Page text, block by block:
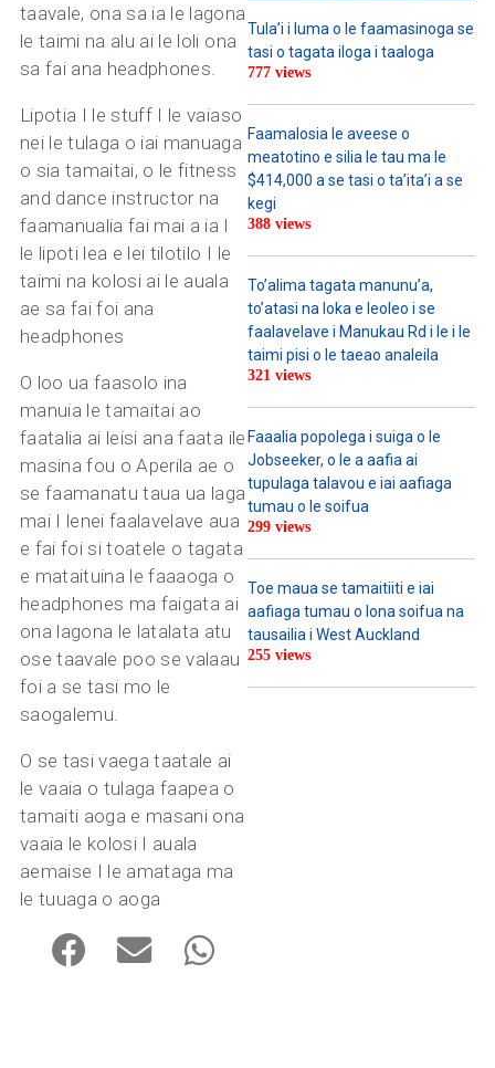
taavale, ona sa ia le lagona
le taimi na alu ai le loli ona
sa fai ana headphones.
Lipotia I le stuff I le vaiaso
nei le tulaga o iai manuaga
o sia tamaitai, o le fitness
and dance instructor na
faamanualia fai mai a ia I
le lipoti lea e lei tilotilo I le
taimi na kolosi ai le auala
ae sa fai foi ana
headphones
O loo ua faasolo ina
manuia le tamaitai ao
faatalia ai leisi ana faata ile
masina fou o Aperila ae o
se faamanatu taua ua laga
mai I lenei faalavelave aua
e fai foi si toatele o tagata
e mataituina le faaaoga o
headphones ma faigata ai
ona lagona le latalata atu
ose taavale poo se valaau
foi a se tasi mo le
saogalemu.
O se tasi vaega taatale ai
le vaaia o tulaga faapea o
tamaiti aoga e masani ona
vaaia le kolosi I auala
aemaise I le amataga ma
le tuuaga o aoga
Tula’i i luma o le faamasinoga se
tasi o tagata iloga i taaloga
777 views
Faamalosia le aveese o
meatotino e silia le tau ma le
$414,000 a se tasi o ta’ita’i a se
kegi
388 views
To’alima tagata manunu’a,
to’atasi na loka e leoleo i se
faalavelave i Manukau Rd i le i le
taimi pisi o le taeao analeila
321 views
Faaalia popolega i suiga o le
Jobseeker, o le a aafia ai
tupulaga talavou e iai aafiaga
tumau o le soifua
299 views
Toe maua se tamaitiiti e iai
aafiaga tumau o lona soifua na
tausailia i West Auckland
255 views